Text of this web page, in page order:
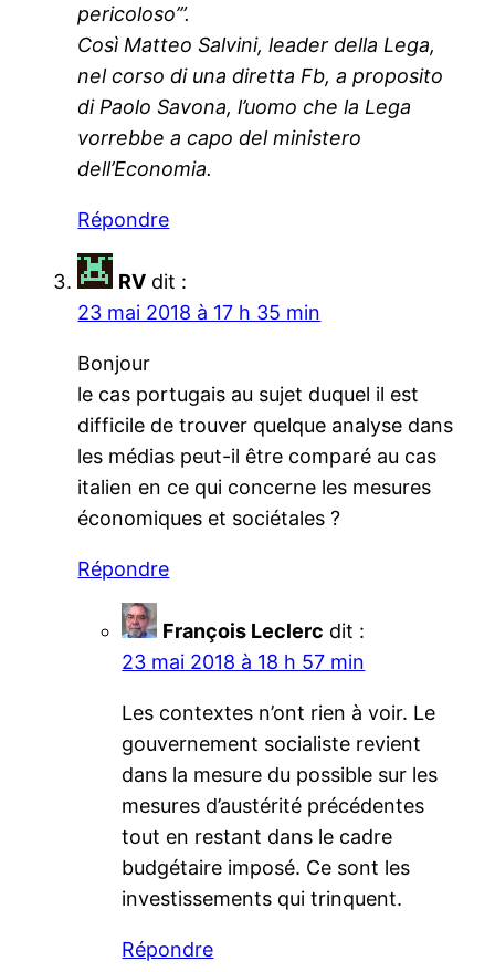
pericoloso’”.
Così Matteo Salvini, leader della Lega,
nel corso di una diretta Fb, a proposito
di Paolo Savona, l’uomo che la Lega
vorrebbe a capo del ministero
dell’Economia.
Répondre
RV dit :
23 mai 2018 à 17 h 35 min
Bonjour
le cas portugais au sujet duquel il est
difficile de trouver quelque analyse dans
les médias peut-il être comparé au cas
italien en ce qui concerne les mesures
économiques et sociétales ?
Répondre
François Leclerc dit :
23 mai 2018 à 18 h 57 min
Les contextes n’ont rien à voir. Le
gouvernement socialiste revient
dans la mesure du possible sur les
mesures d’austérité précédentes
tout en restant dans le cadre
budgétaire imposé. Ce sont les
investissements qui trinquent.
Répondre